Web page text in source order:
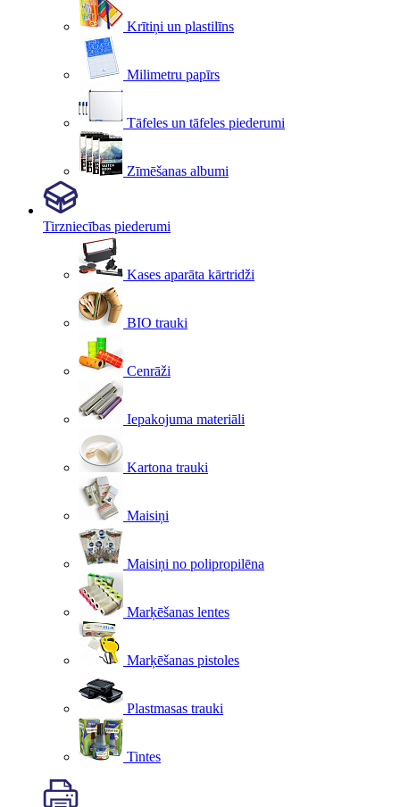
Krītiņi un plastilīns
Milimetru papīrs
Tāfeles un tāfeles piederumi
Zīmēšanas albumi
Tirzniecības piederumi
Kases aparāta kārtridži
BIO trauki
Cenrāži
Iepakojuma materiāli
Kartona trauki
Maisiņi
Maisiņi no polipropilēna
Marķēšanas lentes
Marķēšanas pistoles
Plastmasas trauki
Tintes